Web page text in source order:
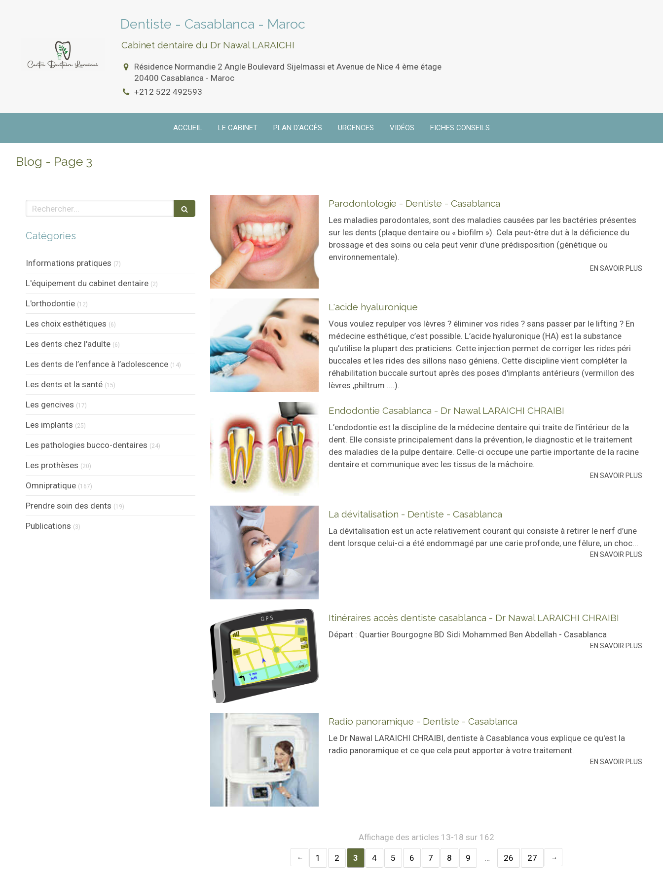
ACCUEIL LE CABINET PLAN D'ACCÈS URGENCES VIDÉOS FICHES CONSEILS
Dentiste - Casablanca - Maroc
Cabinet dentaire du Dr Nawal LARAICHI
Résidence Normandie 2 Angle Boulevard Sijelmassi et Avenue de Nice 4 ème étage
20400 Casablanca - Maroc
+212 522 492593
Blog - Page 3
Parodontologie - Dentiste - Casablanca
Les maladies parodontales, sont des maladies causées par les bactéries présentes
sur les dents (plaque dentaire ou « biofilm »). Cela peut-être dut à la déficience du
brossage et des soins ou cela peut venir d’une prédisposition (génétique ou
environnementale).
EN SAVOIR PLUS
L'acide hyaluronique
Vous voulez repulper vos lèvres ? éliminer vos rides ? sans passer par le lifting ? En
médecine esthétique, c’est possible. L’acide hyaluronique (HA) est la substance
qu’utilise la plupart des praticiens. Cette injection permet de corriger les rides péri
buccales et les rides des sillons naso géniens. Cette discipline vient compléter la
réhabilitation buccale surtout après des poses d'implants antérieurs (vermillon des
lèvres ,philtrum ....).
Endodontie Casablanca - Dr Nawal LARAICHI CHRAIBI
L’endodontie est la discipline de la médecine dentaire qui traite de l’intérieur de la
dent. Elle consiste principalement dans la prévention, le diagnostic et le traitement
des maladies de la pulpe dentaire. Celle-ci occupe une partie importante de la racine
dentaire et communique avec les tissus de la mâchoire.
EN SAVOIR PLUS
La dévitalisation - Dentiste - Casablanca
La dévitalisation est un acte relativement courant qui consiste à retirer le nerf d’une
dent lorsque celui-ci a été endommagé par une carie profonde, une fêlure, un choc...
EN SAVOIR PLUS
Itinéraires accès dentiste casablanca - Dr Nawal LARAICHI CHRAIBI
Départ : Quartier Bourgogne BD Sidi Mohammed Ben Abdellah - Casablanca
EN SAVOIR PLUS
Radio panoramique - Dentiste - Casablanca
Le Dr Nawal LARAICHI CHRAIBI, dentiste à Casablanca vous explique ce qu'est la
radio panoramique et ce que cela peut apporter à votre traitement.
EN SAVOIR PLUS
Affichage des articles 13-18 sur 162
1 2 3 4 5 6 7 8 9 … 26 27
Rechercher
Catégories
Informations pratiques (7)
L'équipement du cabinet dentaire (2)
L'orthodontie (12)
Les choix esthétiques (6)
Les dents chez l'adulte (6)
Les dents de l’enfance à l’adolescence (14) Articles Count
Les dents et la santé (15)
Les gencives (17)
Les implants (25)
Les pathologies bucco-dentaires (24)
Les prothèses (20)
Omnipratique (167)
Prendre soin des dents (19)
Publications (3)